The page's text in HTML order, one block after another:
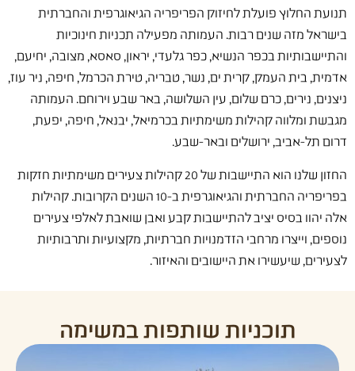
תנועת החלוץ פועלת לחיזוק הפריפריה הגיאוגרפית והחברתית
בישראל מזה שנים רבות. העמותה מפעילה תכניות חינוכיות
והתיישבותיות בכפר הנשיא, כפר גלעדי, יראון, סאסא, מצובה, יחיעם,
אדמית, בית העמק, קרית ים, נשר, טבריה, טירת הכרמל, חיפה, ניר עוז,
ניצנים, נירים, כרם שלום, עין השלושה, באר שבע וירוחם. העמותה
מגבשת ומלווה קהילות משימתיות בכרמיאל, יבנאל, חיפה, יפעת,
דרום תל-אביב, ירושלים ובאר-שבע.
החזון שלנו הוא התיישבות של 20 קהילות צעירים משימתיות חזקות
בפריפריה החברתית והגיאוגרפית ב-10 השנים הקרובות. קהילות
אלה יהוו בסיס יציב להתיישבות קבע ואבן שואבת לאלפי צעירים
נוספים, וייצרו מרחבי הזדמנויות חברתיות, מקצועיות ותרבותיות
לצעירים, שיעשירו את היישובים והאיזור.
תוכניות שותפות במשימה